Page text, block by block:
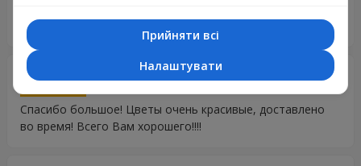
ее. Спасибо всем, кто причастен к этой работе)
Елена
Спасибо большое! Цветы очень красивые, доставлено
во время! Всего Вам хорошего!!!!
Прийняти всі
Налаштувати